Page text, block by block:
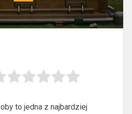
to jedna z najbardziej